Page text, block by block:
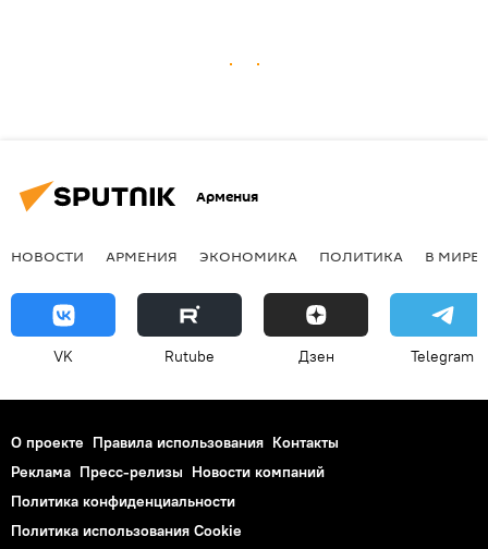
Армения
НОВОСТИ АРМЕНИЯ ЭКОНОМИКА ПОЛИТИКА В МИРЕ
VK Rutube Дзен Telegram
О проекте Правила использования Контакты
Реклама Пресс-релизы Новости компаний
Политика конфиденциальности
Политика использования Cookie